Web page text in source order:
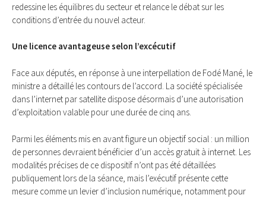
redessine les équilibres du secteur et relance le débat sur les
conditions d’entrée du nouvel acteur.
Une licence avantageuse selon l’excécutif
Face aux députés, en réponse à une interpellation de Fodé Mané, le
ministre a détaillé les contours de l’accord. La société spécialisée
dans l’internet par satellite dispose désormais d’une autorisation
d’exploitation valable pour une durée de cinq ans.
Parmi les éléments mis en avant figure un objectif social : un million
de personnes devraient bénéficier d’un accès gratuit à internet. Les
modalités précises de ce dispositif n’ont pas été détaillées
publiquement lors de la séance, mais l’exécutif présente cette
mesure comme un levier d’inclusion numérique, notamment pour